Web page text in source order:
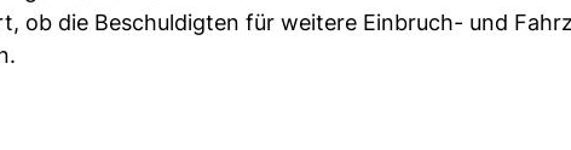
ob die Beschuldigten für weitere Einbruch- und